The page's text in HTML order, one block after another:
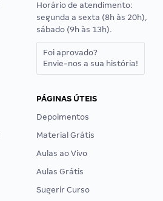
Horário de atendimento:
segunda a sexta (8h às 20h),
sábado (9h às 13h).
Foi aprovado?
Envie-nos a sua história!
PÁGINAS ÚTEIS
Depoimentos
Material Grátis
Aulas ao Vivo
Aulas Grátis
Sugerir Curso